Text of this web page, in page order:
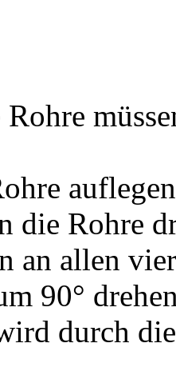
Rohre
auflegen
die Rohre
an allen
90°
durch